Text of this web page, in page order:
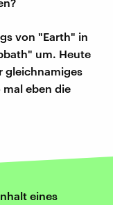
von "Earth" in
um. Heute
gleichnamiges
eben die
eines